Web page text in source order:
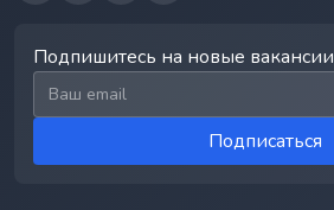
Подпишитесь на новые вакансии
Email для подписки
Подписаться